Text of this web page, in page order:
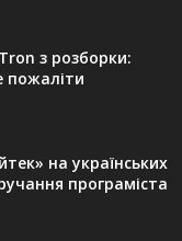
з розборки:
пожаліти
на українських
програміста